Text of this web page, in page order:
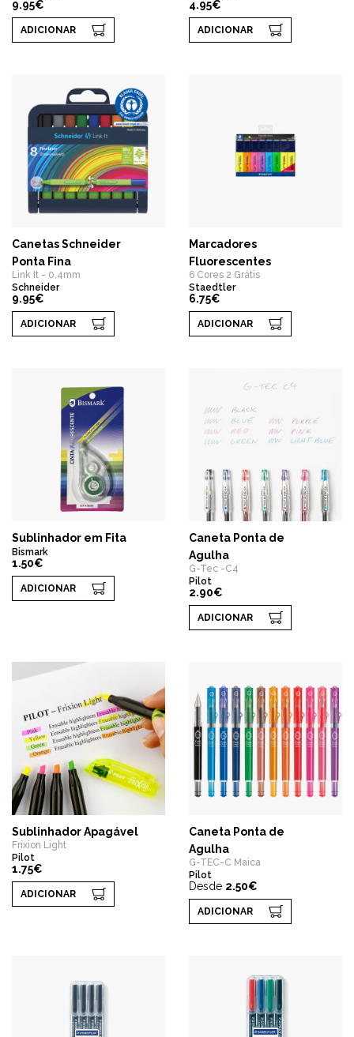
9.95€
ADICIONAR
4.95€
ADICIONAR
Canetas Schneider
Ponta Fina
Link It - 0,4mm
Schneider
9.95€
ADICIONAR
Marcadores
Fluorescentes
6 Cores 2 Grátis
Staedtler
6.75€
ADICIONAR
Sublinhador em Fita
Bismark
1.50€
ADICIONAR
Caneta Ponta de
Agulha
G-Tec -C4
Pilot
2.90€
ADICIONAR
Sublinhador Apagável
Frixion Light
Pilot
1.75€
ADICIONAR
Caneta Ponta de
Agulha
G-TEC-C Maica
Pilot
Desde 2.50€
ADICIONAR